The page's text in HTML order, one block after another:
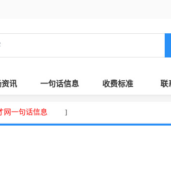
讯 一句话信息 收费标准 联
网一句话信息 ]